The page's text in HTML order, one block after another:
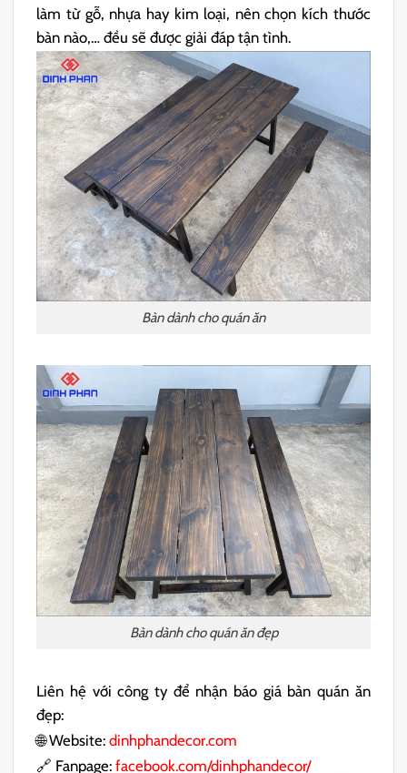
làm từ gỗ, nhựa hay kim loại, nên chọn kích thước
bàn nào,… đều sẽ được giải đáp tận tình.
Bàn dành cho quán ăn
Bàn dành cho quán ăn đẹp
Liên hệ với công ty để nhận báo giá bàn quán ăn
đẹp:
🌐 Website:dinhphandecor.com
🔗 Fanpage:facebook.com/dinhphandecor/